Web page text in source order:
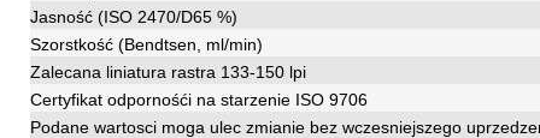
Jasność (ISO 2470/D65 %)
Szorstkość (Bendtsen, ml/min)
Zalecana liniatura rastra 133-150 lpi
Certyfikat odpornośći na starzenie ISO 9706
Podane wartosci moga ulec zmianie bez wczesniejszego